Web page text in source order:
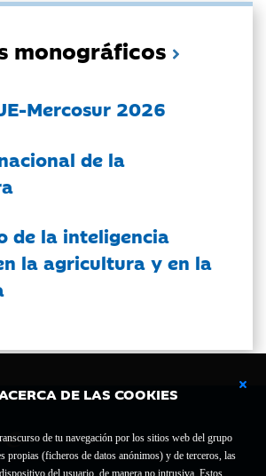
DE LAS COOKIES
de tu navegación por los sitios web del grupo
propias (ficheros de datos anónimos) y de terceros, las
del usuario, de manera no intrusiva. Estos
monográficos
Mercosur 2026
de la
de la inteligencia
la agricultura y en la